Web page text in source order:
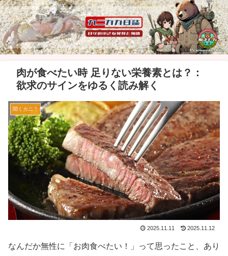
肉が食べたい時 足りない栄養素とは？：
欲求のサインをゆるく読み解く
聞くカニ？
2025.11.11 2025.11.12
なんだか無性に「お肉食べたい！」って思ったこと、あり